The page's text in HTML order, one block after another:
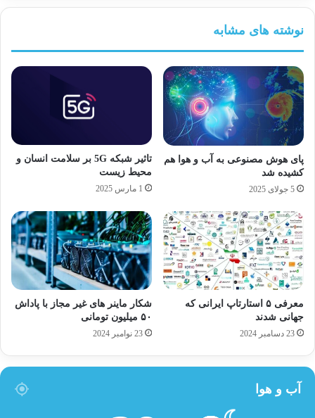
نوشته های مشابه
پای هوش مصنوعی به آب و هوا هم
کشیده شد
5 جولای 2025
تاثیر شبکه 5G بر سلامت انسان و
محیط زیست
1 مارس 2025
معرفی ۵ استارتاپ ایرانی که
جهانی شدند
23 دسامبر 2024
شکار ماینر های غیر مجاز با پاداش
۵۰ میلیون تومانی
23 نوامبر 2024
آب و هوا